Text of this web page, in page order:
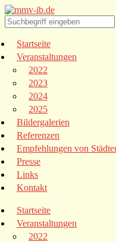
Startseite
Veranstaltungen
2022
2023
2024
2025
Bildergalerien
Referenzen
Empfehlungen von
Presse
Links
Kontakt
Startseite
Veranstaltungen
2022